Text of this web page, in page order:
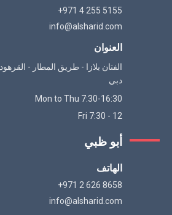
+971 4 255 5155
info@alsharid.com
العنوان
الفتان بلازا - طريق المطار - القرهود
دبي
Mon to Thu 7:30-16:30
Fri 7:30 - 12
أبو ظبي
الهاتف
+971 2 626 8658
info@alsharid.com